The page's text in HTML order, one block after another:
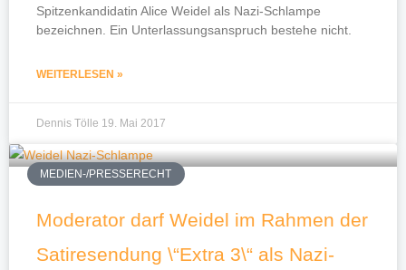
Spitzenkandidatin Alice Weidel als Nazi-Schlampe
bezeichnen. Ein Unterlassungsanspruch bestehe nicht.
WEITERLESEN »
Dennis Tölle 19. Mai 2017
MEDIEN-/PRESSERECHT
Moderator darf Weidel im Rahmen der
Satiresendung \“Extra 3\“ als Nazi-